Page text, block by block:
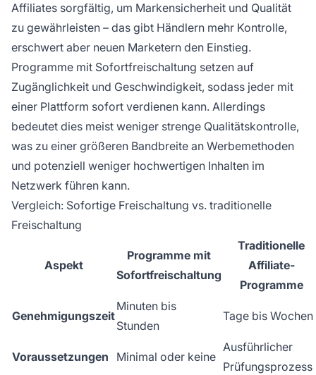
Affiliates sorgfältig, um Markensicherheit und Qualität
zu gewährleisten – das gibt Händlern mehr Kontrolle,
erschwert aber neuen Marketern den Einstieg.
Programme mit Sofortfreischaltung setzen auf
Zugänglichkeit und Geschwindigkeit, sodass jeder mit
einer Plattform sofort verdienen kann. Allerdings
bedeutet dies meist weniger strenge Qualitätskontrolle,
was zu einer größeren Bandbreite an Werbemethoden
und potenziell weniger hochwertigen Inhalten im
Netzwerk führen kann.
Vergleich: Sofortige Freischaltung vs. traditionelle
Freischaltung
Aspekt
Programme mit
Sofortfreischaltung
Traditionelle
Affiliate-
Programme
Genehmigungszeit
Minuten bis
Stunden
Tage bis Wochen
Voraussetzungen Minimal oder keine
Ausführlicher
Prüfungsprozess